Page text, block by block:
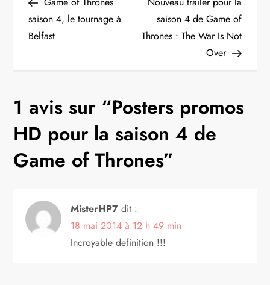
a
v
g
a
t
o
saison 4, le tournage à
Belfast
saison 4 de Game of
Thrones : The War Is Not
Over
1 avis sur “Posters promos
HD pour la saison 4 de
Game of Thrones”
MisterHP7 dit :
18 mai 2014 à 12 h 49 min
Incroyable definition !!!